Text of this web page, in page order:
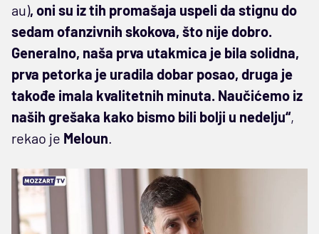
au), oni su iz tih promašaja uspeli da stignu do
sedam ofanzivnih skokova, što nije dobro.
Generalno, naša prva utakmica je bila solidna,
prva petorka je uradila dobar posao, druga je
takođe imala kvalitetnih minuta. Naučićemo iz
naših grešaka kako bismo bili bolji u nedelju“,
rekao je Meloun.